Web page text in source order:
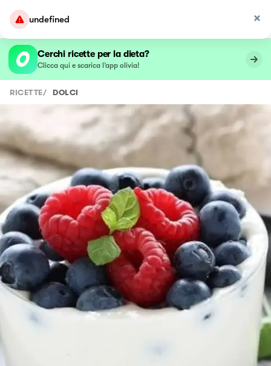
undefined
Cerchi ricette per la dieta?
Clicca qui e scarica l’app olivia!
RICETTE/ DOLCI